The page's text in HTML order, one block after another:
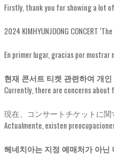
Firstly, thank you for showing a lot of
2024 KIMHYUNJOONG
En primer lugar, gracias por mostrar
현재 콘서트 티켓 관련하여 개
Currently, there are concerns
現在、コンサートチケットに関
Actualmente, existen
헤네치아는 지정 예매처가 아